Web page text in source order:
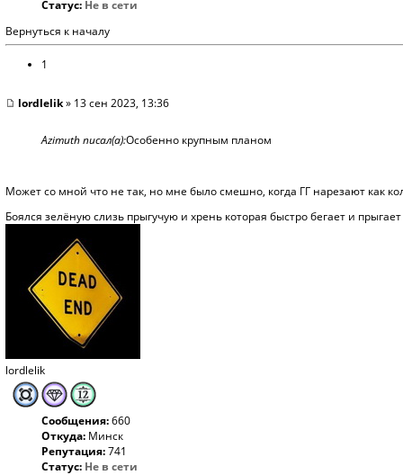
Статус: Не в сети
Вернуться к началу
1
lordlelik» 13 сен 2023, 13:36
Azimuth писал(а):Особенно крупным планом
Может со мной что не так, но мне было смешно, когда ГГ нарезают как
Боялся зелёную слизь прыгучую и хрень которая быстро бегает и
lordlelik
Сообщения:660
Откуда: Минск
Репутация:741
Статус: Не в сети